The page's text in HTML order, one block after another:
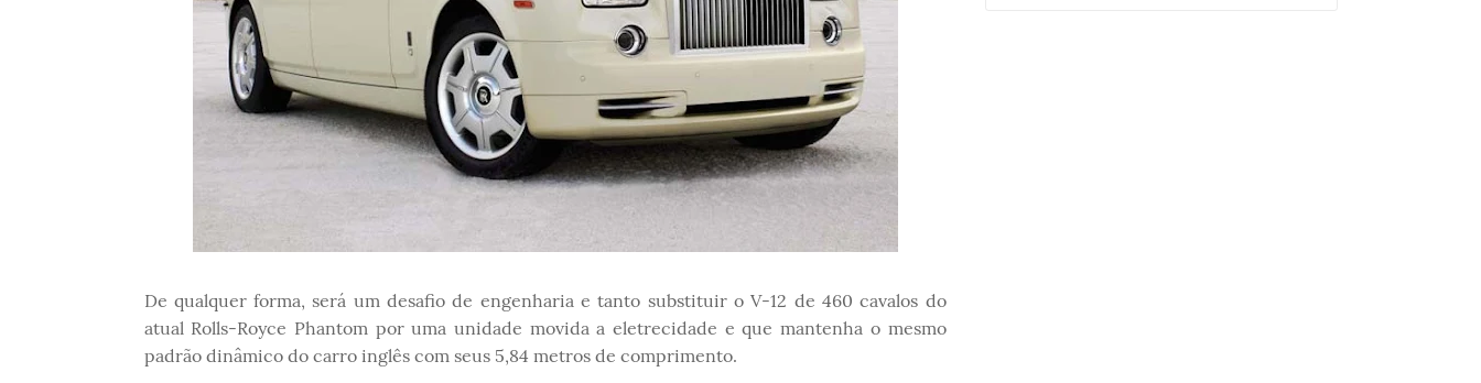
De qualquer forma, será um desafio de engenharia e tanto substituir o V-12 de 460 cavalos do
atual Rolls-Royce Phantom por uma unidade movida a eletrecidade e que mantenha o mesmo
padrão dinâmico do carro inglês com seus 5,84 metros de comprimento.